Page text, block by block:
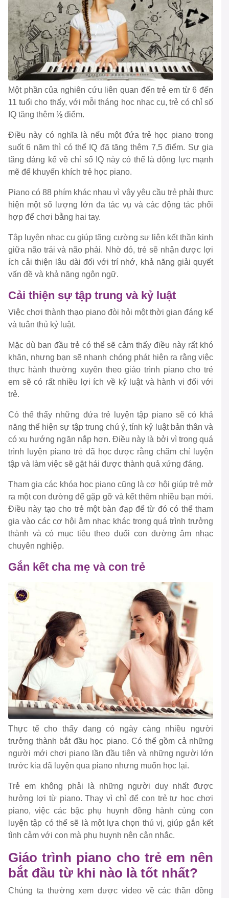
Một phần của nghiên cứu liên quan đến trẻ em từ 6 đến
11 tuổi cho thấy, với mỗi tháng học nhạc cụ, trẻ có chỉ số
IQ tăng thêm ⅙ điểm.
Điều này có nghĩa là nếu một đứa trẻ học piano trong
suốt 6 năm thì có thể IQ đã tăng thêm 7,5 điểm. Sự gia
tăng đáng kể về chỉ số IQ này có thể là động lực mạnh
mẽ để khuyến khích trẻ học piano.
Piano có 88 phím khác nhau vì vậy yêu cầu trẻ phải thực
hiện một số lượng lớn đa tác vụ và các động tác phối
hợp để chơi bằng hai tay.
Tập luyện nhạc cụ giúp tăng cường sự liên kết thần kinh
giữa não trái và não phải. Nhờ đó, trẻ sẽ nhận được lợi
ích cải thiện lâu dài đối với trí nhớ, khả năng giải quyết
vấn đề và khả năng ngôn ngữ.
Cải thiện sự tập trung và kỷ luật
Việc chơi thành thạo piano đòi hỏi một thời gian đáng kể
và tuân thủ kỷ luật.
Mặc dù ban đầu trẻ có thể sẽ cảm thấy điều này rất khó
khăn, nhưng bạn sẽ nhanh chóng phát hiện ra rằng việc
thực hành thường xuyên theo giáo trình piano cho trẻ
em sẽ có rất nhiều lợi ích về kỷ luật và hành vi đối với
trẻ.
Có thể thấy những đứa trẻ luyện tập piano sẽ có khả
năng thể hiện sự tập trung chú ý, tính kỷ luật bản thân và
có xu hướng ngăn nắp hơn. Điều này là bởi vì trong quá
trình luyện piano trẻ đã học được rằng chăm chỉ luyện
tập và làm việc sẽ gặt hái được thành quả xứng đáng.
Tham gia các khóa học piano cũng là cơ hội giúp trẻ mở
ra một con đường để gặp gỡ và kết thêm nhiều bạn mới.
Điều này tạo cho trẻ một bàn đạp để từ đó có thể tham
gia vào các cơ hội âm nhạc khác trong quá trình trưởng
thành và có mục tiêu theo đuổi con đường âm nhạc
chuyên nghiệp.
Gắn kết cha mẹ và con trẻ
Thực tế cho thấy đang có ngày càng nhiều người
trưởng thành bắt đầu học piano. Có thể gồm cả những
người mới chơi piano lần đầu tiên và những người lớn
trước kia đã luyện qua piano nhưng muốn học lại.
Trẻ em không phải là những người duy nhất được
hưởng lợi từ piano. Thay vì chỉ để con trẻ tự học chơi
piano, việc các bậc phụ huynh đồng hành cùng con
luyện tập có thể sẽ là một lựa chọn thú vị, giúp gắn kết
tình cảm với con mà phụ huynh nên cân nhắc.
Giáo trình piano cho trẻ em nên
bắt đầu từ khi nào là tốt nhất?
Chúng ta thường xem được video về các thần đồng